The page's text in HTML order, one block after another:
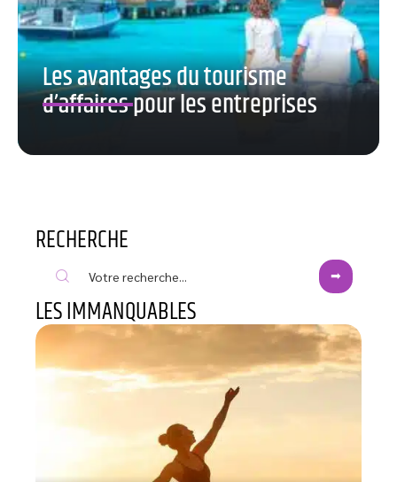
Les avantages du tourisme
d’affaires pour les entreprises
RECHERCHE
LES IMMANQUABLES